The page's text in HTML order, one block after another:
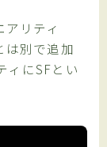
リティ
は別で追加
ィにSFとい